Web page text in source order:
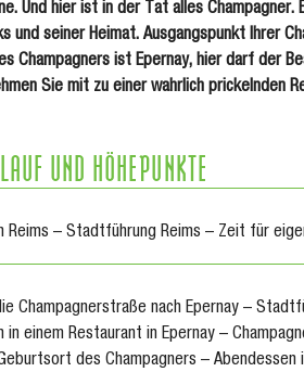
Und hier ist in der Tat alles
und seiner Heimat. Ausgangspunkt Ihrer
Champagners ist Epernay, hier darf der
Sie mit zu einer wahrlich prickelnden
UND HÖHEPUNKTE
Reims – Stadtführung Reims – Zeit für
Champagnerstraße nach Epernay –
einem Restaurant in Epernay –
des Champagners – Abendessen